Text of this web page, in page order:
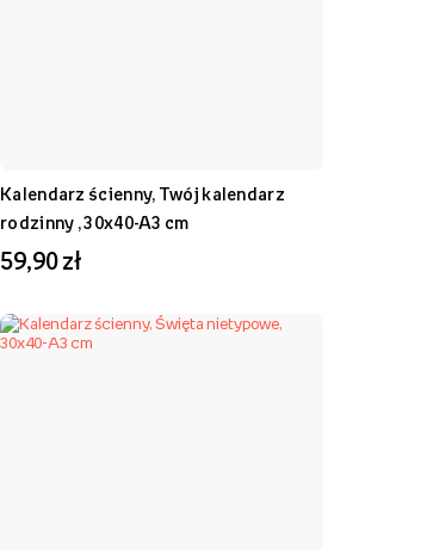
Kalendarz ścienny, Twój kalendarz
rodzinny , 30x40-A3 cm
59,90 zł